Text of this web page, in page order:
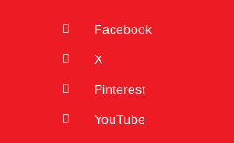
Facebook
X
Pinterest
YouTube